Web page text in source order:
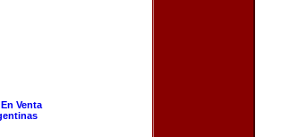
Venta